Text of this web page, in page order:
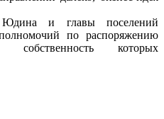
и главы поселений
по распоряжению
собственность которых